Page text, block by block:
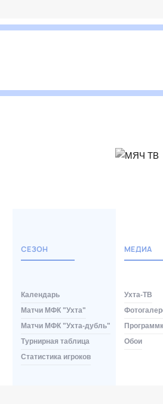
СЕЗОН
Календарь
Матчи МФК "Ухта"
Матчи МФК "Ухта-дубль"
Турнирная таблица
Статистика игроков
МЕДИА
Ухта-ТВ
Обои